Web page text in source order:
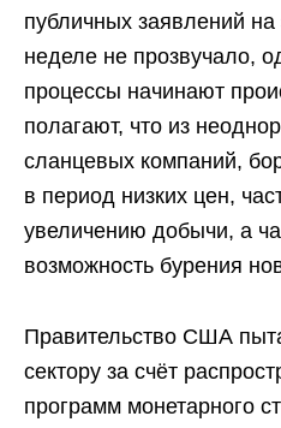
публичных заявлений
неделе не прозвучало,
процессы начинают
полагают, что из
сланцевых компаний,
в период низких цен,
увеличению добычи, а
возможность бурения
Правительство США
сектору за счёт
программ монетарного